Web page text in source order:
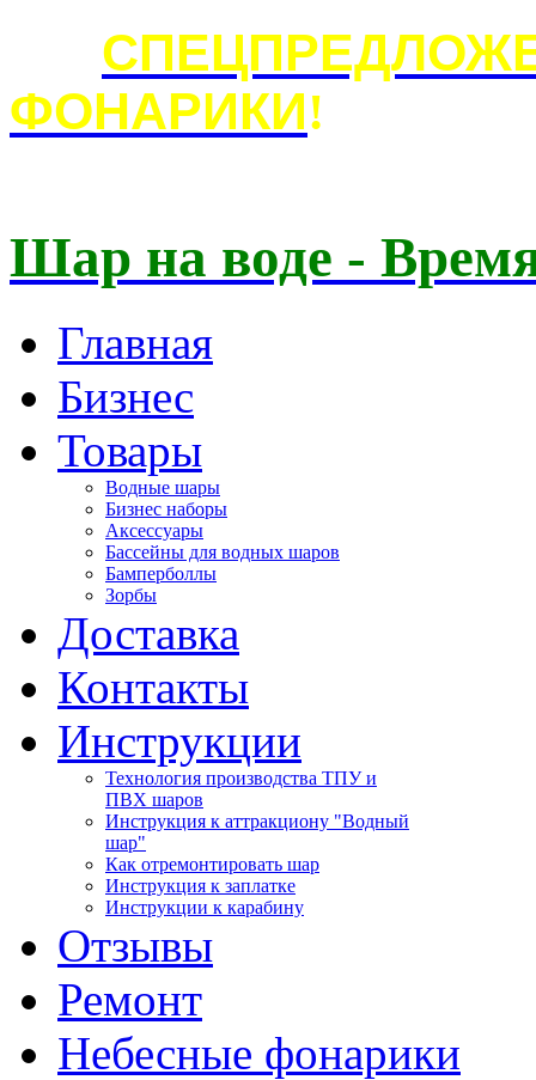
ФОНАРИКИ!
Шар на воде -
Главная
Бизнес
Товары
Водные шары
Бизнес наборы
Аксессуары
Бассейны для водных шаров
Бамперболлы
Зорбы
Доставка
Контакты
Инструкции
Технология производства ТПУ и
ПВХ шаров
Инструкция к аттракциону "Водный
шар"
Как отремонтировать шар
Инструкция к заплатке
Инструкции к карабину
Отзывы
Ремонт
Небесные фонарики